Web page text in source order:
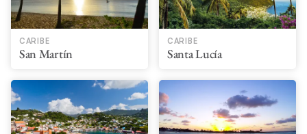
CARIBE
San Martín
CARIBE
Santa Lucía